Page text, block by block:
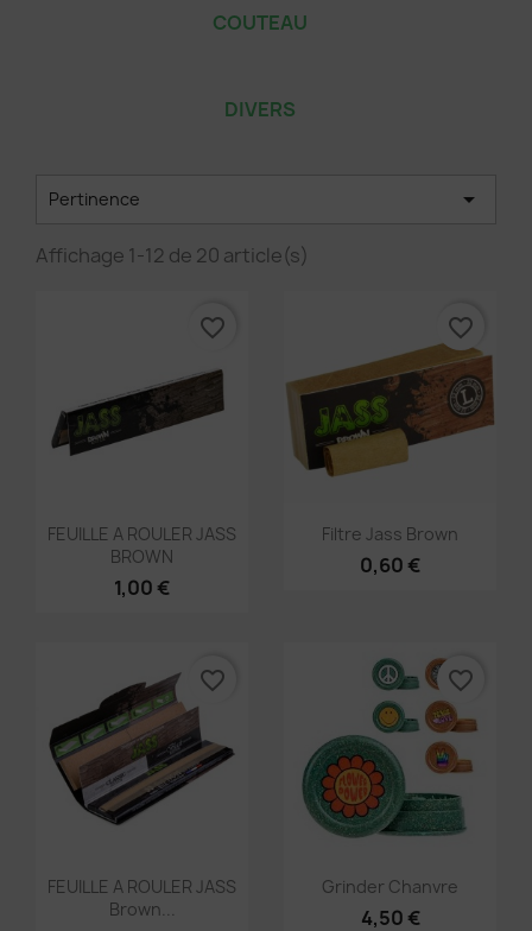
COUTEAU
DIVERS
Pertinence 
Affichage 1-12 de 20 article(s)
 Aperçu rapide
FEUILLE A ROULER JASS
BROWN
1,00 €
favorite_border
Aperçu rapide
Filtre Jass Brown
0,60 €
favorite_border
 Aperçu rapide
FEUILLE A ROULER JASS
Brown...
favorite_border
Aperçu rapide
Grinder Chanvre
4,50 €
favorite_border
Créer une liste d'envies